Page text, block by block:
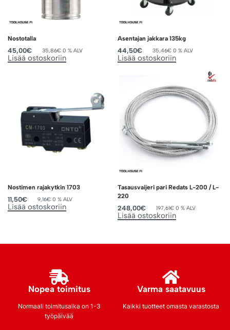
Nostotalla
45,00€ 35,86€ 0 % ALV
Lisää ostoskoriin
Asentajan jakkara 135kg
44,50€ 35,46€ 0 % ALV
Lisää ostoskoriin
Nostimen rajakytkin 1703
11,50€ 9,16€ 0 % ALV
Lisää ostoskoriin
Tasausvaijeri pari Redats L-200 / L-
220
248,00€ 197,61€ 0 % ALV
Lisää ostoskoriin
Nopea toimitus
Normaali toimitusaika on 1-3
työpäivää
Varma saatavuus
Kaikki tuotteet omasta varastosta